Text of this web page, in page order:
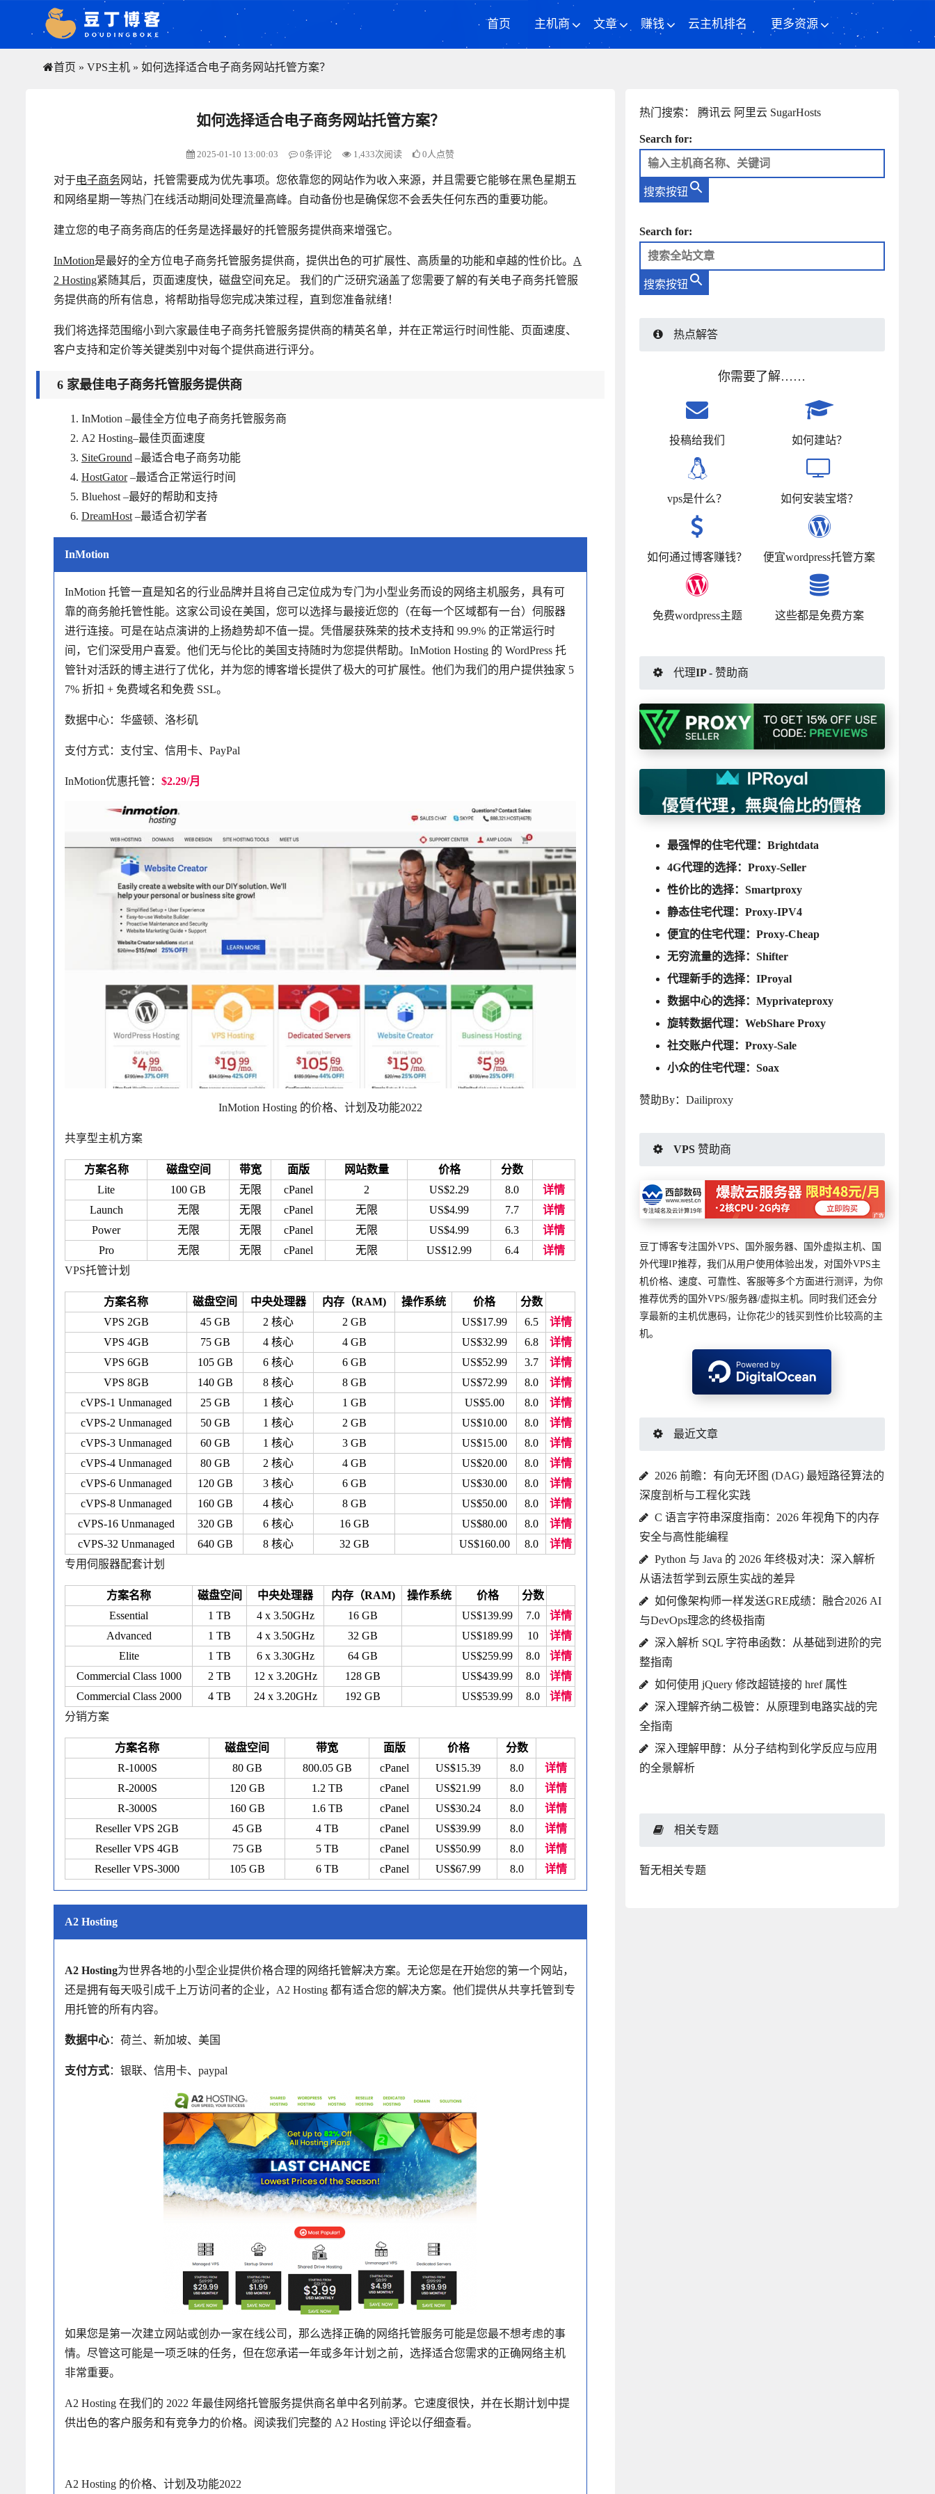
首页 主机商 文章 赚钱 云主机排名 更多资源
首页 » VPS主机 » 如何选择适合电子商务网站托管方案？
如何选择适合电子商务网站托管方案？
2025-01-10 13:00:03 0条评论 1,433次阅读 0人点赞
对于电子商务网站，托管需要成为优先事项。您依靠您的网站作为收入来源，并且需要它能够在黑色星期五
和网络星期一等热门在线活动期间处理流量高峰。自动备份也是确保您不会丢失任何东西的重要功能。
建立您的电子商务商店的任务是选择最好的托管服务提供商来增强它。
InMotion是最好的全方位电子商务托管服务提供商，提供出色的可扩展性、高质量的功能和卓越的性价比。 A
2 Hosting紧随其后，页面速度快，磁盘空间充足。 我们的广泛研究涵盖了您需要了解的有关电子商务托管服
务提供商的所有信息，将帮助指导您完成决策过程，直到您准备就绪！
我们将选择范围缩小到六家最佳电子商务托管服务提供商的精英名单，并在正常运行时间性能、页面速度、
客户支持和定价等关键类别中对每个提供商进行评分。
6 家最佳电子商务托管服务提供商
InMotion –最佳全方位电子商务托管服务商
A2 Hosting–最佳页面速度
SiteGround –最适合电子商务功能
HostGator–最适合正常运行时间
Bluehost –最好的帮助和支持
DreamHost –最适合初学者
InMotion
InMotion 托管一直是知名的行业品牌并且将自己定位成为专门为小型业务而设的网络主机服务，具有可
靠的商务舱托管性能。这家公司设在美国，您可以选择与最接近您的（在每一个区域都有一台）伺服器
进行连接。可是在站点演讲的上扬趋势却不值一提。凭借屡获殊荣的技术支持和 99.9% 的正常运行时
间，它们深受用户喜爱。他们无与伦比的美国支持随时为您提供帮助。InMotion Hosting 的 WordPress 托
管针对活跃的博主进行了优化，并为您的博客增长提供了极大的可扩展性。他们为我们的用户提供独家 5
7% 折扣 + 免费域名和免费 SSL。
数据中心：华盛顿、洛杉矶
支付方式：支付宝、信用卡、PayPal
InMotion优惠托管： $2.29/月
InMotion Hosting 的价格、计划及功能2022
共享型主机方案
方案名称 磁盘空间 带宽 面版 网站数量 价格
分数
Lite
100 GB 无限 cPanel 2 US$2.29 8.0
详情
Launch
无限 无限 cPanel 无限 US$4.99 7.7
详情
Power
无限 无限 cPanel 无限 US$4.99 6.3
详情
Pro
无限 无限 cPanel 无限 US$12.99 6.4
详情
VPS托管计划
方案名称 磁盘空间 中央处理器 内存（RAM) 操作系统 价格
分数
VPS 2GB
45 GB 2 核心 2 GB US$17.99 6.5
详情
VPS 4GB
75 GB 4 核心 4 GB US$32.99 6.8
详情
VPS 6GB
105 GB 6 核心 6 GB US$52.99 3.7
详情
VPS 8GB
140 GB 8 核心 8 GB US$72.99 8.0
详情
cVPS-1 Unmanaged
25 GB 1 核心 1 GB US$5.00 8.0
详情
cVPS-2 Unmanaged
50 GB 1 核心 2 GB US$10.00 8.0
详情
cVPS-3 Unmanaged
60 GB 1 核心 3 GB US$15.00 8.0
详情
cVPS-4 Unmanaged
80 GB 2 核心 4 GB US$20.00 8.0
详情
cVPS-6 Unmanaged
120 GB 3 核心 6 GB US$30.00 8.0
详情
cVPS-8 Unmanaged
160 GB 4 核心 8 GB US$50.00 8.0
详情
cVPS-16 Unmanaged
320 GB 6 核心 16 GB US$80.00 8.0
详情
cVPS-32 Unmanaged
640 GB 8 核心 32 GB US$160.00 8.0
详情
专用伺服器配套计划
方案名称 磁盘空间 中央处理器 内存（RAM) 操作系统 价格
分数
Essential
1 TB 4 x 3.50GHz 16 GB US$139.99 7.0
详情
Advanced
1 TB 4 x 3.50GHz 32 GB US$189.99 10
详情
Elite
1 TB 6 x 3.30GHz 64 GB US$259.99 8.0
详情
Commercial Class 1000
2 TB 12 x 3.20GHz 128 GB US$439.99 8.0
详情
Commercial Class 2000
4 TB 24 x 3.20GHz 192 GB US$539.99 8.0
详情
分销方案
方案名称 磁盘空间 带宽 面版 价格
分数
R-1000S
80 GB 800.05 GB cPanel US$15.39 8.0
详情
R-2000S
120 GB 1.2 TB cPanel US$21.99 8.0
详情
R-3000S
160 GB 1.6 TB cPanel US$30.24 8.0
详情
Reseller VPS 2GB
45 GB 4 TB cPanel US$39.99 8.0
详情
Reseller VPS 4GB
75 GB 5 TB cPanel US$50.99 8.0
详情
Reseller VPS-3000
105 GB 6 TB cPanel US$67.99 8.0 详情
A2 Hosting
A2 Hosting为世界各地的小型企业提供价格合理的网络托管解决方案。无论您是在开始您的第一个网站，
还是拥有每天吸引成千上万访问者的企业，A2 Hosting 都有适合您的解决方案。他们提供从共享托管到专
用托管的所有内容。
数据中心：荷兰、新加坡、美国
支付方式：银联、信用卡、paypal
如果您是第一次建立网站或创办一家在线公司，那么选择正确的网络托管服务可能是您最不想考虑的事
情。尽管这可能是一项乏味的任务，但在您承诺一年或多年计划之前，选择适合您需求的正确网络主机
非常重要。
A2 Hosting 在我们的 2022 年最佳网络托管服务提供商名单中名列前茅。它速度很快，并在长期计划中提
供出色的客户服务和有竞争力的价格。阅读我们完整的 A2 Hosting 评论以仔细查看。
A2 Hosting 的价格、计划及功能2022
热门搜索： 腾讯云 阿里云 SugarHosts
Search for:
搜索按钮
Search for:
搜索按钮
热点解答
你需要了解……
投稿给我们 如何建站？
vps是什么？ 如何安装宝塔？
如何通过博客赚钱？ 便宜wordpress托管方案
免费wordpress主题 这些都是免费方案
代理IP - 赞助商
最强悍的住宅代理： Brightdata
4G代理的选择： Proxy-Seller
性价比的选择： Smartproxy
静态住宅代理： Proxy-IPV4
便宜的住宅代理： Proxy-Cheap
无穷流量的选择： Shifter
代理新手的选择： IProyal
数据中心的选择： Myprivateproxy
旋转数据代理： WebShare Proxy
社交账户代理： Proxy-Sale
小众的住宅代理： Soax
赞助By： Dailiproxy
VPS 赞助商
豆丁博客专注国外VPS、国外服务器、国外虚拟主机、国
外代理IP推荐，我们从用户使用体验出发，对国外VPS主
机价格、速度、可靠性、客服等多个方面进行测评，为你
推荐优秀的国外VPS/服务器/虚拟主机。同时我们还会分
享最新的主机优惠码，让你花少的钱买到性价比较高的主
机。
最近文章
2026 前瞻：有向无环图 (DAG) 最短路径算法的
深度剖析与工程化实践
C 语言字符串深度指南：2026 年视角下的内存
安全与高性能编程
Python 与 Java 的 2026 年终极对决：深入解析
从语法哲学到云原生实战的差异
如何像架构师一样发送GRE成绩：融合2026 AI
与DevOps理念的终极指南
深入解析 SQL 字符串函数：从基础到进阶的完
整指南
如何使用 jQuery 修改超链接的 href 属性
深入理解齐纳二极管：从原理到电路实战的完
全指南
深入理解甲醇：从分子结构到化学反应与应用
的全景解析
相关专题
暂无相关专题